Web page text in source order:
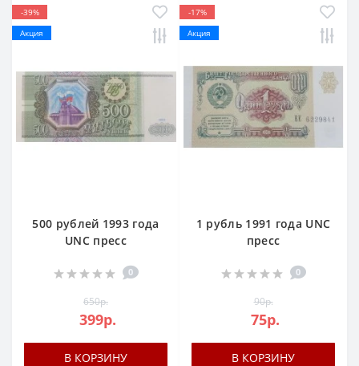
-39%
Акция
500 рублей 1993 года
UNC пресс
0
650р.
399р.
В КОРЗИНУ
-17%
Акция
1 рубль 1991 года UNC
пресс
0
90р.
75р.
В КОРЗИНУ